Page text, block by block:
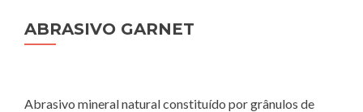
ABRASIVO GARNET
Abrasivo mineral natural constituído por grânulos de